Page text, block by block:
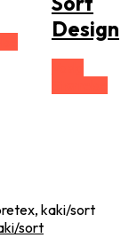
Design
sort